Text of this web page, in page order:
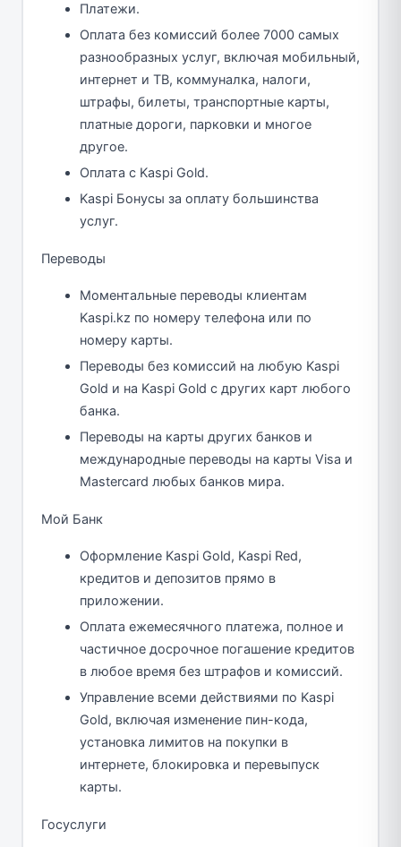
Платежи.
Оплата без комиссий более 7000 самых
разнообразных услуг, включая мобильный,
интернет и ТВ, коммуналка, налоги,
штрафы, билеты, транспортные карты,
платные дороги, парковки и многое
другое.
Оплата с Kaspi Gold.
Kaspi Бонусы за оплату большинства
услуг.
Переводы
Моментальные переводы клиентам
Kaspi.kz по номеру телефона или по
номеру карты.
Переводы без комиссий на любую Kaspi
Gold и на Kaspi Gold с других карт любого
банка.
Переводы на карты других банков и
международные переводы на карты Visa и
Mastercard любых банков мира.
Мой Банк
Оформление Kaspi Gold, Kaspi Red,
кредитов и депозитов прямо в
приложении.
Оплата ежемесячного платежа, полное и
частичное досрочное погашение кредитов
в любое время без штрафов и комиссий.
Управление всеми действиями по Kaspi
Gold, включая изменение пин-кода,
установка лимитов на покупки в
интернете, блокировка и перевыпуск
карты.
Госуслуги